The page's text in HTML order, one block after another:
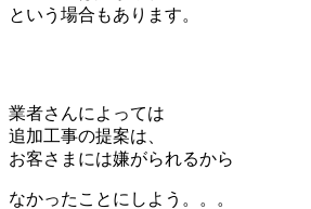
という場合もあります。
業者さんによっては
追加工事の提案は、
お客さまには嫌がられるから
なかったことにしよう。。。